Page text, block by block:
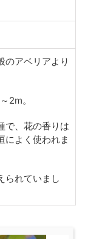
のアベリアより
2m。
で、花の香りは
によく使われま
られていまし